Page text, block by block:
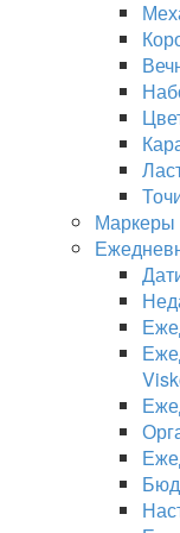
Маркеры